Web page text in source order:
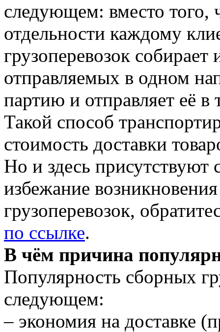
следующем: вместо того,
отдельности каждому
грузоперевозок собирает
отправляемых в одном
партию и отправляет её
Такой способ
стоимость доставки
Но и здесь
избежание
грузоперевозок,
по ссылке.
В чём причина
Популярность сборных
следующем:
– экономия на доставке